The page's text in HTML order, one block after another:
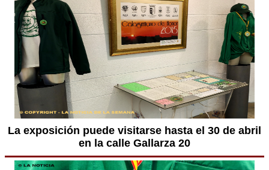
La exposición puede visitarse hasta el 30 de abril
en la calle Gallarza 20